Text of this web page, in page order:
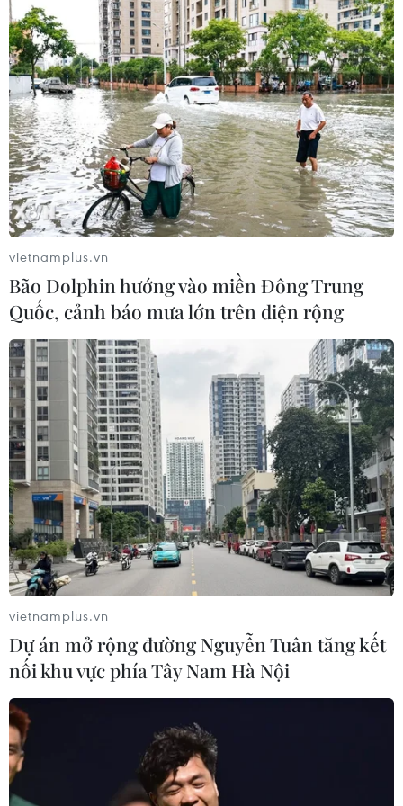
Phát huy vai trò trụ đỡ của nền kinh tế
trong bối cảnh đại dịch
16/09/2021 08:47
Trong những năm qua, ngành nông nghiệp Việt Nam
đạt được nhiều kết quả, thành tựu quan trọng, được
xem như kỳ tích khi trở thành “trụ đỡ” mỗi khi kinh tế đất
nước lâm vào khó khăn.
vietnamplus.vn
Bão Dolphin hướng vào miền Đông Trung
Quốc, cảnh báo mưa lớn trên diện rộng
vietnamplus.vn
Dự án mở rộng đường Nguyễn Tuân tăng kết
nối khu vực phía Tây Nam Hà Nội